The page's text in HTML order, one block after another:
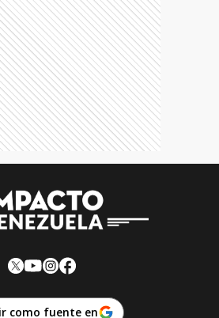
como fuente en